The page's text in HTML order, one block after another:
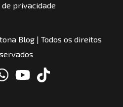
privacidade
Blog | Todos os direitos